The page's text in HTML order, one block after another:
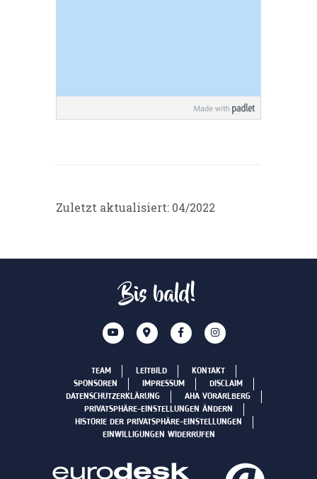
Zuletzt aktualisiert: 04/2022
Bis bald!
TEAM LEITBILD
KONTAKT
SPONSOREN
IMPRESSUM
DISCLAIM
DATENSCHUTZERKLÄRUNG
AHA VORARLBERG
PRIVATSPHÄRE-EINSTELLUNGEN ÄNDERN
HISTORIE DER PRIVATSPHÄRE-EINSTELLUNGEN
EINWILLIGUNGEN WIDERRUFEN